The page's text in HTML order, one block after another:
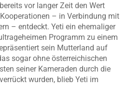
vor langer Zeit den Wert
– in Verbindung mit
– entdeckt. Yeti ein ehemaliger
Programm zu einem
sein Mutterland auf
sogar ohne österreichischen
seiner Kameraden durch die
wurden, blieb Yeti im